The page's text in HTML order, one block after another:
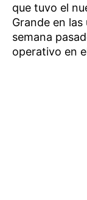
que tuvo el
Grande en
semana
operativo en